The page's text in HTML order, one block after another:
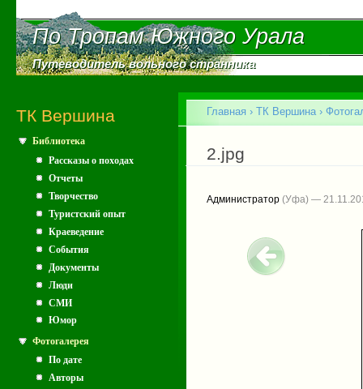
По Тропам Южного Урала
По Тропам Южного Урала
Путеводитель вольного странника
Путеводитель вольного странника
ТК Вершина
Библиотека
Рассказы о походах
Отчеты
Творчество
Туристский опыт
Краеведение
События
Документы
Люди
СМИ
Юмор
Фотогалерея
По дате
Авторы
Вы здесь
Главная › ТК Вершина ›
2.jpg
Администратор (Уфа) —